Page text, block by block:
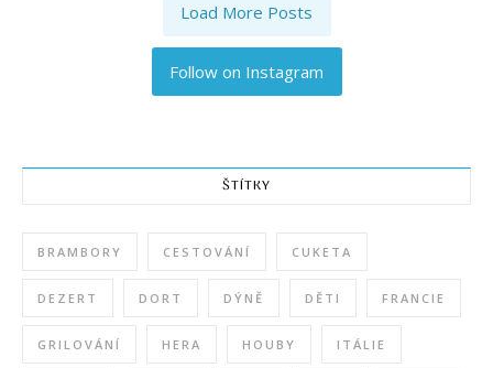
Load More Posts
Follow on Instagram
ŠTÍTKY
BRAMBORY CESTOVÁNÍ CUKETA
DEZERT DORT DÝNĚ DĚTI FRANCIE
GRILOVÁNÍ HERA HOUBY ITÁLIE